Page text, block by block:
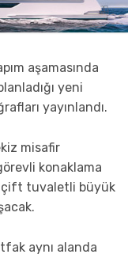
aşamasında
yeni
yayınlandı.
misafir
konaklama
çift tuvaletli büyük
aynı alanda